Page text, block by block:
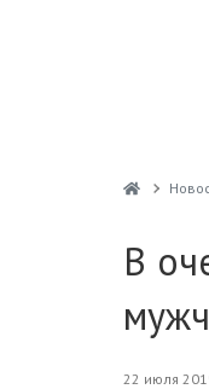
В
22 июля